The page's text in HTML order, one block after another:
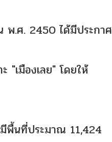
พ.ศ. 2450 ได้มีประกาศ
"เมืองเลย" โดยให้
พื้นที่ประมาณ 11,424